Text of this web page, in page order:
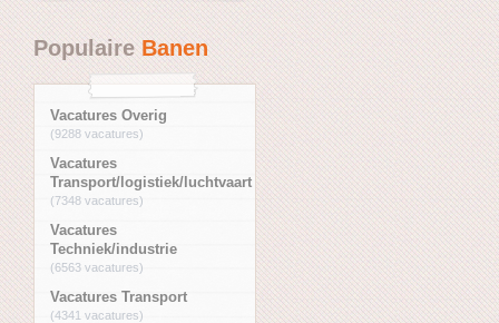
PopulaireBanen
Vacatures Overig
(9288 vacatures)
Vacatures
Transport/logistiek/luchtvaart
(7348 vacatures)
Vacatures
Techniek/industrie
(6563 vacatures)
Vacatures Transport
(4341 vacatures)